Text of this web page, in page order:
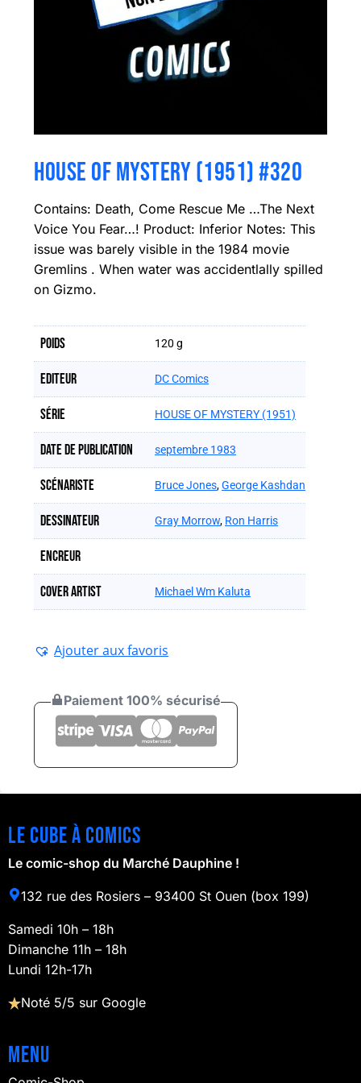
HOUSE OF MYSTERY (1951) #320
Contains: Death, Come Rescue Me …The Next
Voice You Fear…! Product: Inferior Notes: This
issue was barely visible in the 1984 movie
Gremlins . When water was accidentlally spilled
on Gizmo.
Poids 120 g
Editeur DC Comics
Série HOUSE OF MYSTERY (1951)
Date de publication septembre 1983
Scénariste Bruce Jones,George Kashdan
Dessinateur Gray Morrow, Ron Harris
Encreur
Cover artist Michael Wm Kaluta
Ajouter aux favoris
Paiement 100% sécurisé
Le cube à comics
Le comic-shop du Marché Dauphine !
132 rue des Rosiers – 93400 St Ouen (box 199)
Samedi 10h – 18h
Dimanche 11h – 18h
Lundi 12h-17h
Noté 5/5 sur Google
Menu